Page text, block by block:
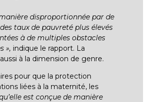
disproportionnée par de
taux de pauvreté plus élevés
à de multiples obstacles
», indique le rapport. La
à la dimension de genre.
pour que la protection
liées à la maternité, les
est conçue de manière